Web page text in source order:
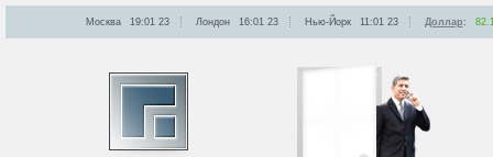
Москва 19:01: 23 Лондон 16:01: 23 Нью-Йорк 11:01: 23 Доллар: